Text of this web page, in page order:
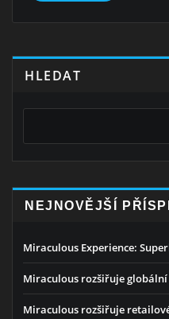
HLEDAT
NEJNOVĚJŠÍ
Miraculous Experience:
Miraculous rozšiřuje
Miraculous rozšiřuje